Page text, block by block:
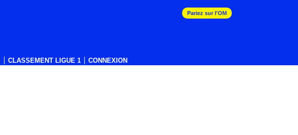
CLASSEMENT LIGUE 1 CONNEXION
Pariez sur l'OM